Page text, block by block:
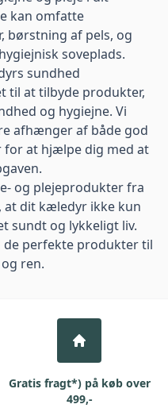
kan omfatte
børstning af pels, og
soveplads.
sundhed
til at tilbyde produkter,
og hygiejne. Vi
afhænger af både god
for at hjælpe dig med at
og plejeprodukter fra
at dit kæledyr ikke kun
sundt og lykkeligt liv.
perfekte produkter til
ren.
Gratis fragt*) på køb over
499,-